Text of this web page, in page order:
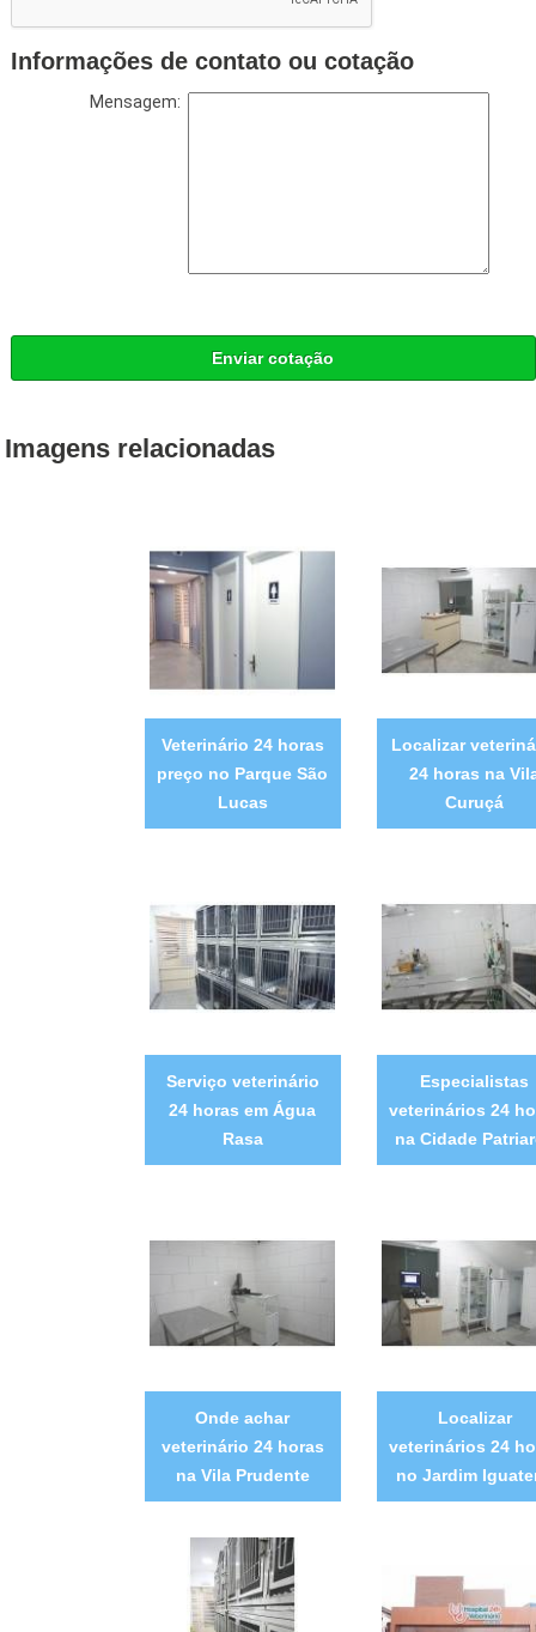
Informações de contato ou cotação
Mensagem:
Enviar cotação
Imagens relacionadas
Veterinário 24 horas
preço no Parque São
Lucas
Localizar
24 horas na
Curuçá
Serviço veterinário
24 horas em Água
Rasa
Especialistas
veterinários 24
na Cidade
Onde achar
veterinário 24 horas
na Vila Prudente
Localizar
veterinários 24
no Jardim